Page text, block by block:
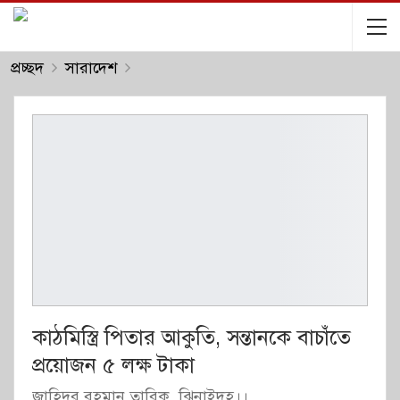
প্রচ্ছদ সারাদেশ
কাঠমিস্ত্রি পিতার আকুতি, সন্তানকে বাচাঁতে
প্রয়োজন ৫ লক্ষ টাকা